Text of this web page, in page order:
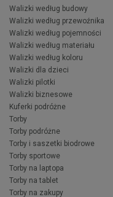
Walizki według budowy
Walizki według przewoźnika
Walizki według pojemności
Walizki według materiału
Walizki według koloru
Walizki dla dzieci
Walizki pilotki
Walizki biznesowe
Kuferki podróżne
Torby
Torby podróżne
Torby i saszetki biodrowe
Torby sportowe
Torby na laptopa
Torby na tablet
Torby na zakupy